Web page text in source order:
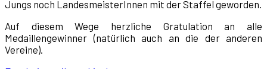
Jungs noch LandesmeisterInnen mit der Staffel geworden.
Auf diesem Wege herzliche Gratulation an alle
Medaillengewinner (natürlich auch an die der anderen
Vereine).